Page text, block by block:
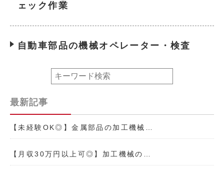
ェック作業
自動車部品の機械オペレーター・検査
最新記事
【未経験OK◎】金属部品の加工機械…
【月収30万円以上可◎】加工機械の…